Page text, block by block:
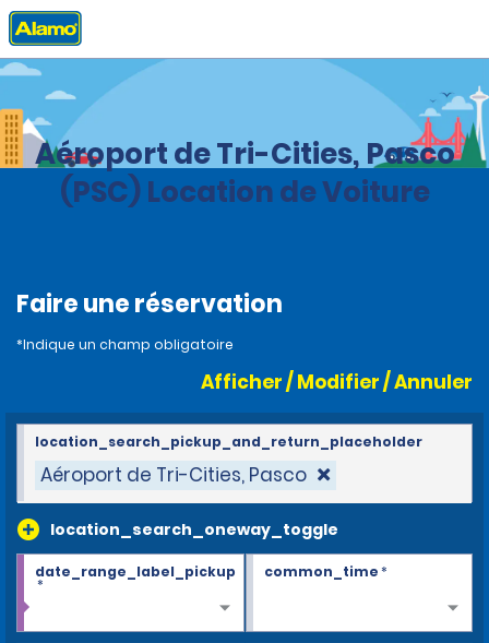
Accueil Agences Washington
Aéroport de Tri-Cities, Pasco
(PSC) Location de Voiture
Faire une réservation
*Indique un champ obligatoire
Afficher / Modifier / Annuler
Aéroport de Tri-Cities, Pasco
location_search_oneway_toggle
location_search_pickup_and_return_placeholder
date_range_label_pickup
*
common_time*